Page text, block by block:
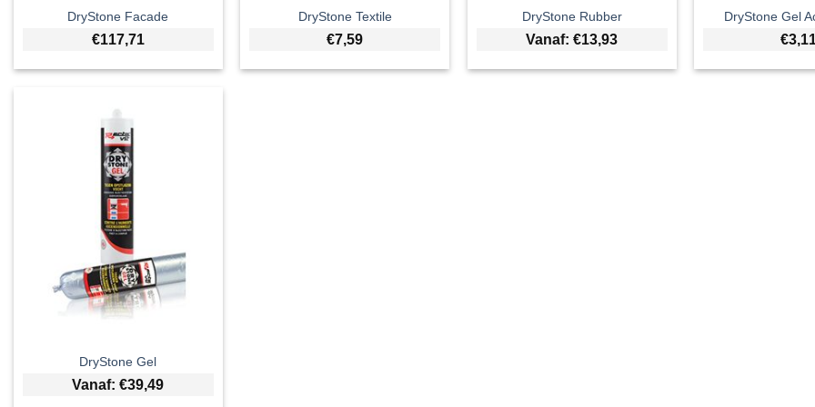
DryStone Facade
€117,71
DryStone Textile
€7,59
DryStone Rubber
Vanaf:€13,93
DryStone Gel
€
DryStone Gel
Vanaf:€39,49